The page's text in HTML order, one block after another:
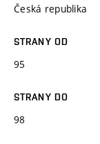
Česká republika
STRANY OD
95
STRANY DO
98